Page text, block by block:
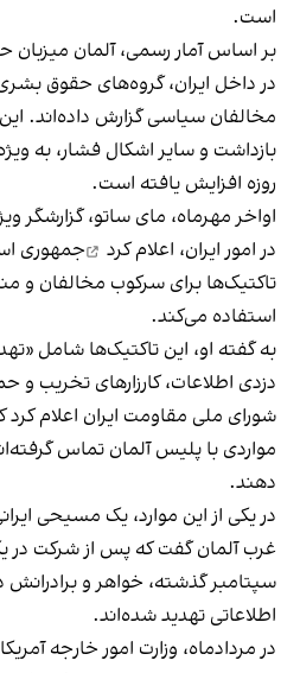
است.
بر اساس آمار رسمی، آلمان میزبان حدود ۱۴۴ هزار
در داخل ایران، گروه‌های حقوق
مخالفان سیاسی گزارش داده‌اند. این
روزه افزایش یافته است.
اواخر مهرماه، مای ساتو، گزارشگر
در امور ایران، اعلام کرد
جمهوری
تاکتیک‌ها برای سرکوب مخالفان و
استفاده می‌کند.
به گفته او، این تاکتیک‌ها شامل
دزدی اطلاعات، کارزارهای تخریب
شورای ملی مقاومت ایران اعلام کرد
مواردی با پلیس آلمان تماس
دهند.
غرب آلمان گفت که پس از شرکت در
سپتامبر گذشته، خواهر و برادرانش
اطلاعاتی تهدید شده‌اند.
در مردادماه، وزارت امور خارجه